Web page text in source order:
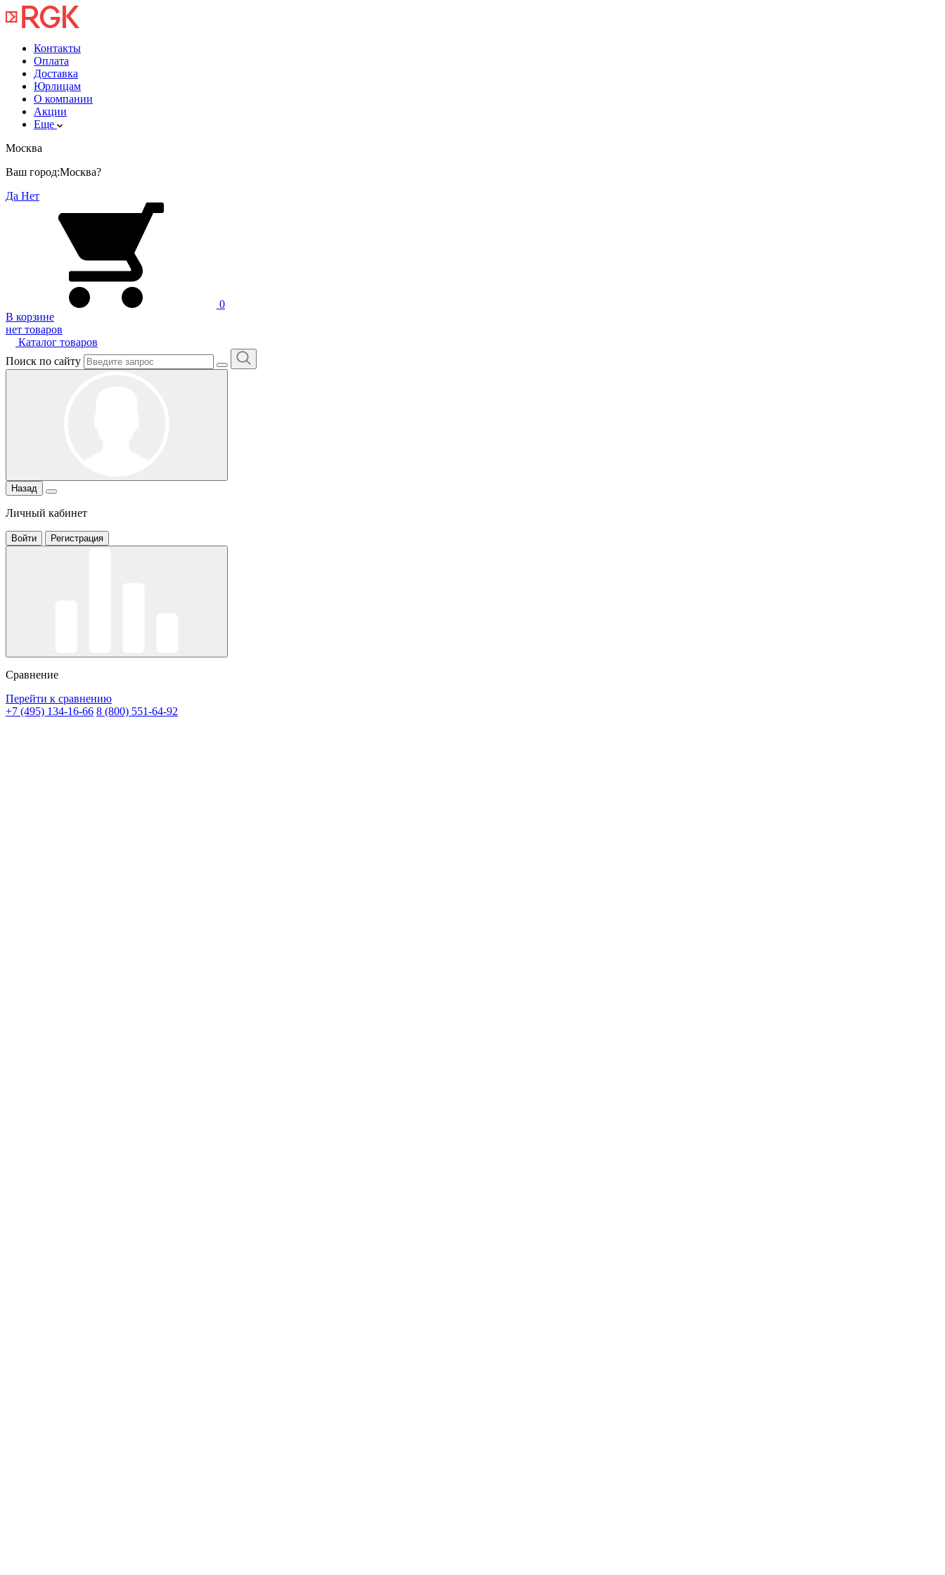
Контакты
Оплата
Доставка
Юрлицам
О компании
Акции
Еще
Москва
Ваш город:Москва?
Да Нет
0
В корзине
нет товаров
Каталог товаров
Поиск по сайту
Назад
Личный кабинет
Войти Регистрация
Сравнение
Перейти к сравнению
+7 (495) 134-16-66 8 (800) 551-64-92